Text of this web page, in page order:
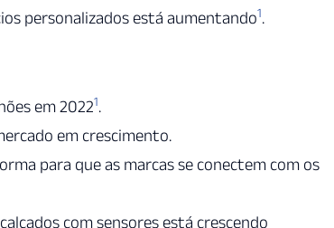
personalizados está aumentando1.
em 20221.
em crescimento.
para que as marcas se conectem com os
com sensores está crescendo